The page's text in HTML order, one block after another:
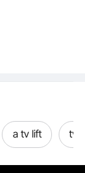
a tv lift tv